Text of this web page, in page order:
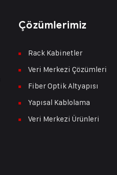
Çözümlerimiz
Rack Kabinetler
Veri Merkezi Çözümleri
Fiber Optik Altyapısı
Yapısal Kablolama
Veri Merkezi Ürünleri